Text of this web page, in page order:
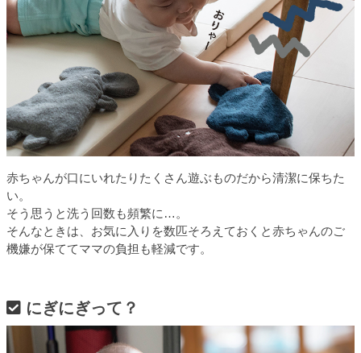
赤ちゃんが口にいれたりたくさん遊ぶものだから清潔に保ちた
い。
そう思うと洗う回数も頻繁に…。
そんなときは、お気に入りを数匹そろえておくと赤ちゃんのご
機嫌が保ててママの負担も軽減です。
にぎにぎって？